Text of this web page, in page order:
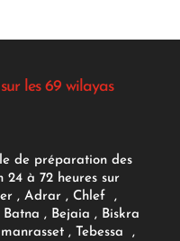
les 69 wilayas
de préparation des
24 à 72 heures sur
, Adrar, Chlef ,
, Bejaia , Biskra
, Tebessa ,